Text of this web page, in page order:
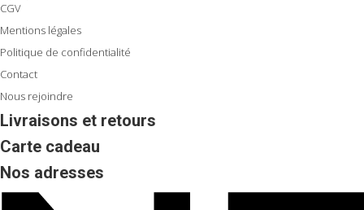
CGV
Mentions légales
Politique de confidentialité
Contact
Nous rejoindre
Livraisons et retours
Carte cadeau
Nos adresses